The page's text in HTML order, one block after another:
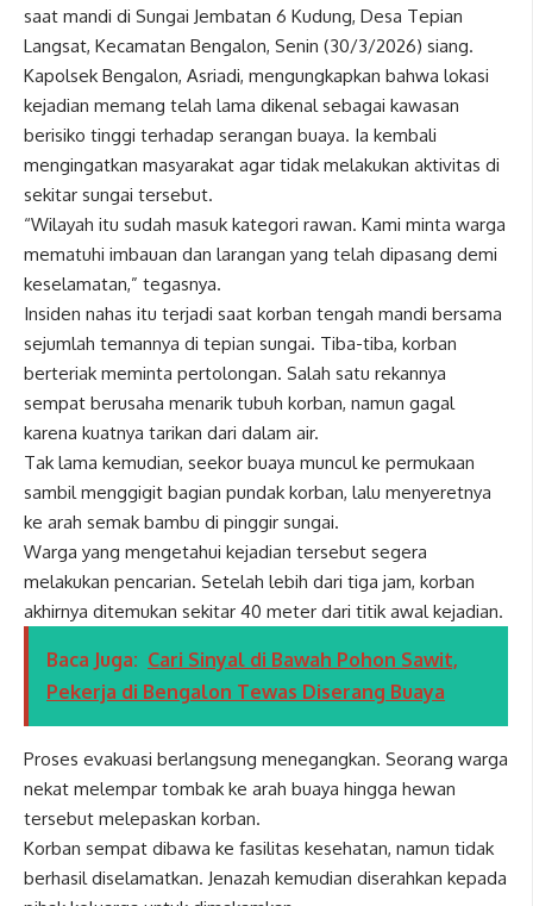
saat mandi di Sungai Jembatan 6 Kudung, Desa Tepian
Langsat, Kecamatan Bengalon, Senin (30/3/2026) siang.
Kapolsek Bengalon, Asriadi, mengungkapkan bahwa lokasi
kejadian memang telah lama dikenal sebagai kawasan
berisiko tinggi terhadap serangan buaya. Ia kembali
mengingatkan masyarakat agar tidak melakukan aktivitas di
sekitar sungai tersebut.
“Wilayah itu sudah masuk kategori rawan. Kami minta warga
mematuhi imbauan dan larangan yang telah dipasang demi
keselamatan,” tegasnya.
Insiden nahas itu terjadi saat korban tengah mandi bersama
sejumlah temannya di tepian sungai. Tiba-tiba, korban
berteriak meminta pertolongan. Salah satu rekannya
sempat berusaha menarik tubuh korban, namun gagal
karena kuatnya tarikan dari dalam air.
Tak lama kemudian, seekor buaya muncul ke permukaan
sambil menggigit bagian pundak korban, lalu menyeretnya
ke arah semak bambu di pinggir sungai.
Warga yang mengetahui kejadian tersebut segera
melakukan pencarian. Setelah lebih dari tiga jam, korban
akhirnya ditemukan sekitar 40 meter dari titik awal kejadian.
Baca Juga: Cari Sinyal di Bawah Pohon Sawit,
Pekerja di Bengalon Tewas Diserang Buaya
Proses evakuasi berlangsung menegangkan. Seorang warga
nekat melempar tombak ke arah buaya hingga hewan
tersebut melepaskan korban.
Korban sempat dibawa ke fasilitas kesehatan, namun tidak
berhasil diselamatkan. Jenazah kemudian diserahkan kepada